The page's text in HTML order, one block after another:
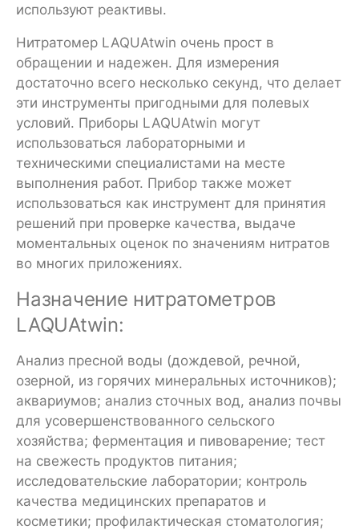
используют реактивы.
Нитратомер LAQUAtwin очень прост в
обращении и надежен. Для измерения
достаточно всего несколько секунд, что делает
эти инструменты пригодными для полевых
условий. Приборы LAQUAtwin могут
использоваться лабораторными и
техническими специалистами на месте
выполнения работ. Прибор также может
использоваться как инструмент для принятия
решений при проверке качества, выдаче
моментальных оценок по значениям нитратов
во многих приложениях.
Назначение нитратометров
LAQUAtwin:
Анализ пресной воды (дождевой, речной,
озерной, из горячих минеральных источников);
аквариумов; анализ сточных вод, анализ почвы
для усовершенствованного сельского
хозяйства; ферментация и пивоварение; тест
на свежесть продуктов питания;
исследовательские лаборатории; контроль
качества медицинских препаратов и
косметики; профилактическая стоматология;